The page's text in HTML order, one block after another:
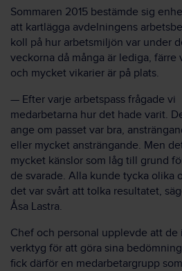
Sommaren 2015 bestämde sig
att kartlägga avdelningens
koll på hur arbetsmiljön var under
veckorna då många är lediga, färre
och mycket vikarier är på plats.
— Efter varje arbetspass frågade vi
medarbetarna hur det hade varit.
ange om passet var bra,
eller mycket ansträngande. Men
mycket känslor som låg till grund
de svarade. Alla kunde tycka olika
det var svårt att tolka resultatet,
Åsa Lastra.
Chef och personal upplevde att de
verktyg för att göra sina
fick därför en medarbetargrupp